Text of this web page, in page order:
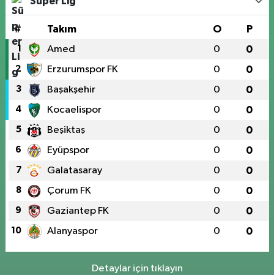
# Takım O P
1 Amed 0 0
2 Erzurumspor FK 0 0
3 Başakşehir 0 0
4 Kocaelispor 0 0
5 Beşiktaş 0 0
6 Eyüpspor 0 0
7 Galatasaray 0 0
8 Çorum FK 0 0
9 Gaziantep FK 0 0
10 Alanyaspor 0 0
Detaylar için tıklayın